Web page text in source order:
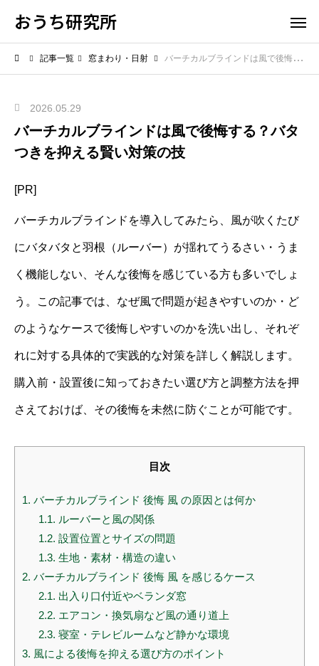
おうち研究所
記事一覧 窓まわり・日射 バーチカルブラインドは風で後悔する？バタつきを抑える賢い対策の技
2026.05.29
バーチカルブラインドは風で後悔する？バタ
つきを抑える賢い対策の技
[PR]
バーチカルブラインドを導入してみたら、風が吹くたび
にバタバタと羽根（ルーバー）が揺れてうるさい・うま
く機能しない、そんな後悔を感じている方も多いでしょ
う。この記事では、なぜ風で問題が起きやすいのか・ど
のようなケースで後悔しやすいのかを洗い出し、それぞ
れに対する具体的で実践的な対策を詳しく解説します。
購入前・設置後に知っておきたい選び方と調整方法を押
さえておけば、その後悔を未然に防ぐことが可能です。
目次
1. バーチカルブラインド 後悔 風 の原因とは何か
1.1. ルーバーと風の関係
1.2. 設置位置とサイズの問題
1.3. 生地・素材・構造の違い
2. バーチカルブラインド 後悔 風 を感じるケース
2.1. 出入り口付近やベランダ窓
2.2. エアコン・換気扇など風の通り道上
2.3. 寝室・テレビルームなど静かな環境
3. 風による後悔を抑える選び方のポイント